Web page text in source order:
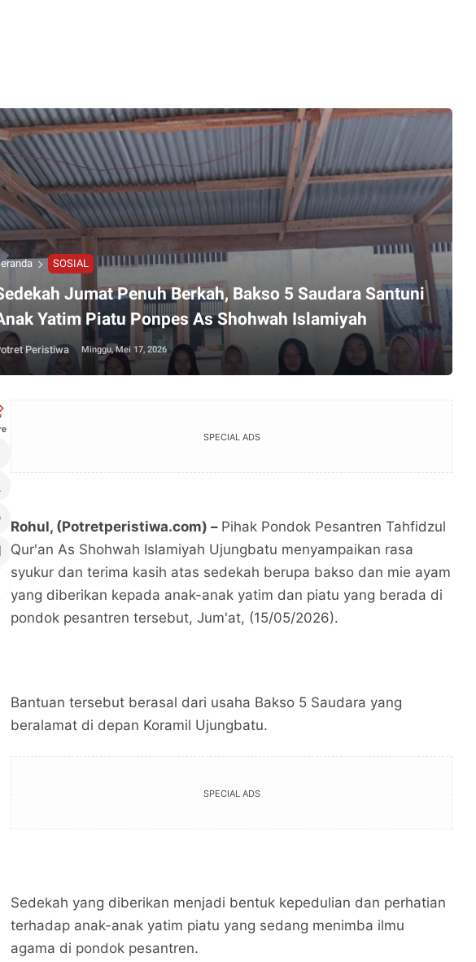
SOSIAL
Jumat Penuh Berkah, Bakso 5 Saudara Santuni
Yatim Piatu Ponpes As Shohwah Islamiyah
Peristiwa Minggu, Mei 17, 2026
SPECIAL ADS
Rohul, (Potretperistiwa.com) – Pihak Pondok Pesantren Tahfidzul
Qur'an As Shohwah Islamiyah Ujungbatu menyampaikan rasa
syukur dan terima kasih atas sedekah berupa bakso dan mie ayam
yang diberikan kepada anak-anak yatim dan piatu yang berada di
pondok pesantren tersebut, Jum'at, (15/05/2026).
Bantuan tersebut berasal dari usaha Bakso 5 Saudara yang
beralamat di depan Koramil Ujungbatu.
SPECIAL ADS
Sedekah yang diberikan menjadi bentuk kepedulian dan perhatian
terhadap anak-anak yatim piatu yang sedang menimba ilmu
agama di pondok pesantren.